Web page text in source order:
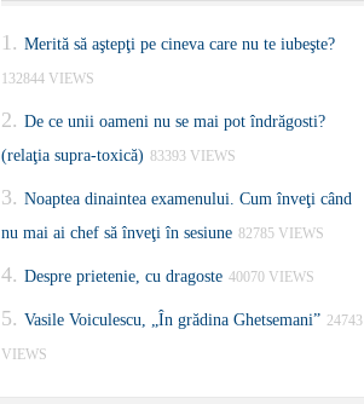
Merită să aştepţi pe cineva care nu te iubeşte?
132844 VIEWS
De ce unii oameni nu se mai pot îndrăgosti?
(relaţia supra-toxică) 83393 VIEWS
Noaptea dinaintea examenului. Cum înveţi când
nu mai ai chef să înveţi în sesiune 82785 VIEWS
Despre prietenie, cu dragoste 40070 VIEWS
Vasile Voiculescu, „În grădina Ghetsemani” 24743
VIEWS